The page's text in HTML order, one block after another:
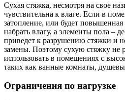
Сухая стяжка, несмотря на свое
чувствительна к влаге. Если в
затопление, или будет
набрать влагу, а элементы пола –
приведет к разрушению стяжки и
замены. Поэтому сухую стяжку не
использовать в помещениях с
таких как ванные комнаты,
Ограничения по нагрузке